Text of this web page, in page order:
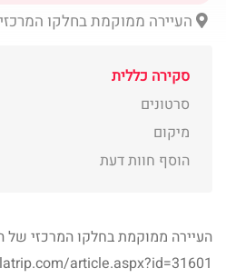
העיירה ממוקמת בחלקו
סקירה כללית
סרטונים
מיקום
הוסף חוות דעת
העיירה ממוקמת בחלקו המרכזי של
article.aspx?id=31601 .